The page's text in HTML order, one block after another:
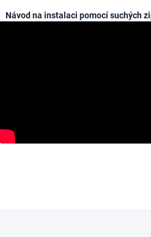
Návod na instalaci pomocí suchých